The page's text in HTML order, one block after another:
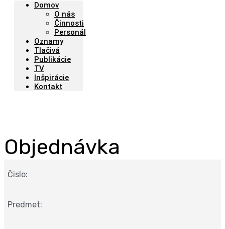
Domov
O nás
Činnosti
Personál
Oznamy
Tlačivá
Publikácie
TV
Inšpirácie
Kontakt
Objednávka
Čislo:
Predmet: